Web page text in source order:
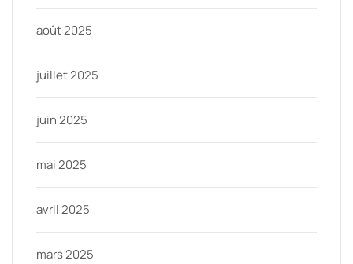
août 2025
juillet 2025
juin 2025
mai 2025
avril 2025
mars 2025